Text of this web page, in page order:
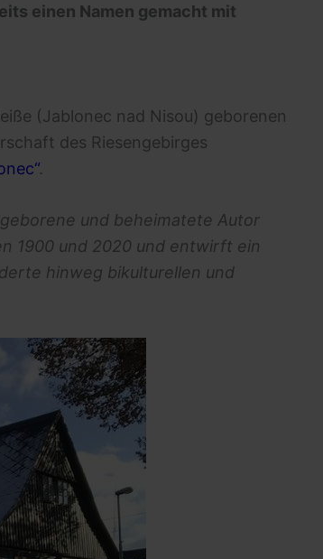
einen Namen gemacht mit
(Jablonec nad Nisou) geborenen
des Riesengebirges
.
und beheimatete Autor
1900 und 2020 und entwirft ein
hinweg bikulturellen und